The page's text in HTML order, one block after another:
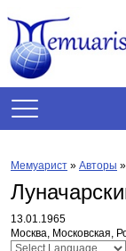
Мемуарист » Авторы »
13.01.1965
Москва, Московская,